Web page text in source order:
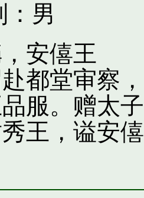
：男
安僖王
都堂审察
服。赠太
王，谥安